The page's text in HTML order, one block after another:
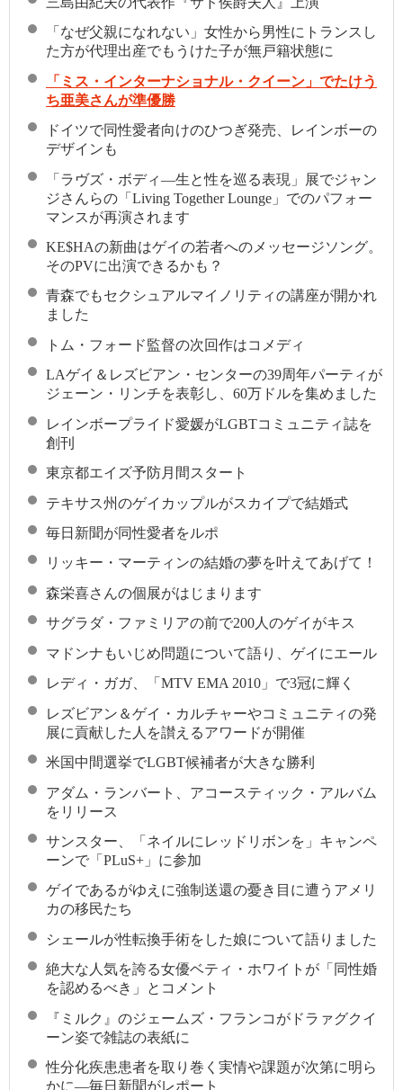
「なぜ父親になれない」女性から男性にトランスし
た方が代理出産でもうけた子が無戸籍状態に
「ミス・インターナショナル・クイーン」でたけう
ち亜美さんが準優勝
ドイツで同性愛者向けのひつぎ発売、レインボーの
デザインも
「ラヴズ・ボディ―生と性を巡る表現」展でジャン
ジさんらの「Living Together Lounge」でのパフォー
マンスが再演されます
KE$HAの新曲はゲイの若者へのメッセージソング。
そのPVに出演できるかも？
青森でもセクシュアルマイノリティの講座が開かれ
ました
トム・フォード監督の次回作はコメディ
LAゲイ＆レズビアン・センターの39周年パーティが
ジェーン・リンチを表彰し、60万ドルを集めました
レインボープライド愛媛がLGBTコミュニティ誌を
創刊
東京都エイズ予防月間スタート
テキサス州のゲイカップルがスカイプで結婚式
毎日新聞が同性愛者をルポ
リッキー・マーティンの結婚の夢を叶えてあげて！
森栄喜さんの個展がはじまります
サグラダ・ファミリアの前で200人のゲイがキス
マドンナもいじめ問題について語り、ゲイにエール
レディ・ガガ、「MTV EMA 2010」で3冠に輝く
レズビアン＆ゲイ・カルチャーやコミュニティの発
展に貢献した人を讃えるアワードが開催
米国中間選挙でLGBT候補者が大きな勝利
アダム・ランバート、アコースティック・アルバム
をリリース
サンスター、「ネイルにレッドリボンを」キャンペ
ーンで「PLuS+」に参加
ゲイであるがゆえに強制送還の憂き目に遭うアメリ
カの移民たち
シェールが性転換手術をした娘について語りました
絶大な人気を誇る女優ベティ・ホワイトが「同性婚
を認めるべき」とコメント
『ミルク』のジェームズ・フランコがドラァグクイ
ーン姿で雑誌の表紙に
性分化疾患患者を取り巻く実情や課題が次第に明ら
かに—毎日新聞がレポート